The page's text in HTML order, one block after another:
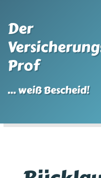
Der
Prof
… weiß Bescheid!